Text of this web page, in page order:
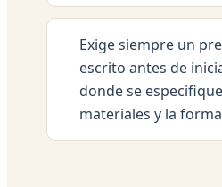
Exige siempre un
escrito antes de
donde se
materiales y la